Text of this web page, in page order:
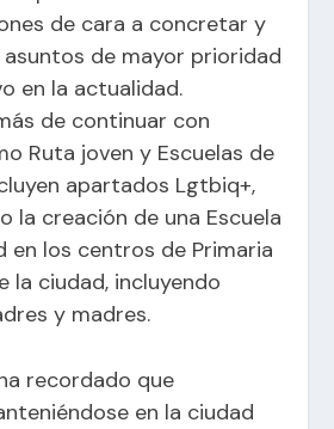
de cara a concretar y
de mayor prioridad
en la actualidad.
de continuar con
Ruta joven y Escuelas de
apartados Lgtbiq+,
la creación de una Escuela
en los centros de Primaria
la ciudad, incluyendo
y madres.
recordado que
en la ciudad